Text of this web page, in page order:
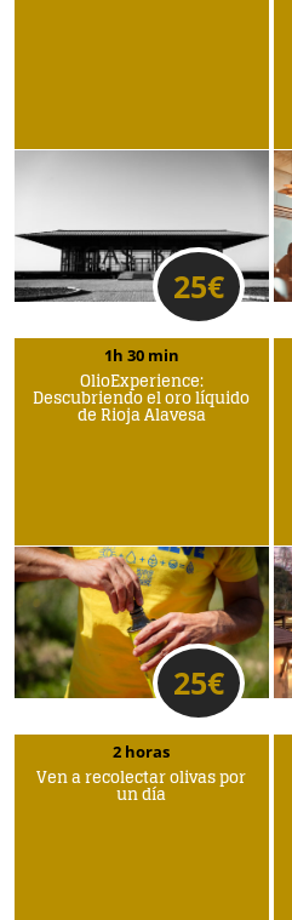
25€
2 horas
Ven a recolectar olivas por
un día
1h 30 min
OlioExperience:
Descubriendo el oro líquido
de Rioja Alavesa
25€